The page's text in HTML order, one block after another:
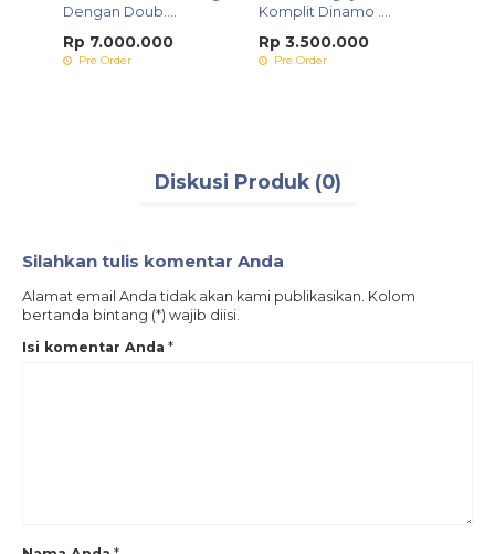
Dengan Doub....
Rp 7.000.000
Pre Order
Komplit Dinamo ....
Rp 3.500.000
Pre Order
Diskusi Produk (0)
Silahkan tulis komentar Anda
Alamat email Anda tidak akan kami publikasikan. Kolom
bertanda bintang (*) wajib diisi.
Isi komentar Anda *